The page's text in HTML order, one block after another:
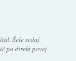
Šele sedaj
pa direkt povej